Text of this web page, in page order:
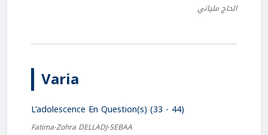
الحاج ملياني
Varia
L’adolescence En Question(s) (33 - 44)
Fatima-Zohra DELLADJ-SEBAA